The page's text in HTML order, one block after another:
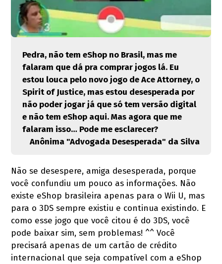
Pedra, não tem eShop no Brasil, mas me
falaram que dá pra comprar jogos lá. Eu
estou louca pelo novo jogo de Ace Attorney, o
Spirit of Justice, mas estou desesperada por
não poder jogar já que só tem versão digital
e não tem eShop aqui. Mas agora que me
falaram isso… Pode me esclarecer?
Anônima "Advogada Desesperada" da Silva
Não se desespere, amiga desesperada, porque
você confundiu um pouco as informações. Não
existe eShop brasileira apenas para o Wii U, mas
para o 3DS sempre existiu e continua existindo. E
como esse jogo que você citou é do 3DS, você
pode baixar sim, sem problemas! ^^ Você
precisará apenas de um cartão de crédito
internacional que seja compatível com a eShop